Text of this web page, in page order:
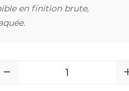
en finition brute,